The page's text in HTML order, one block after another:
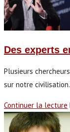
Des experts
Plusieurs
sur notre
Continuer la lecture